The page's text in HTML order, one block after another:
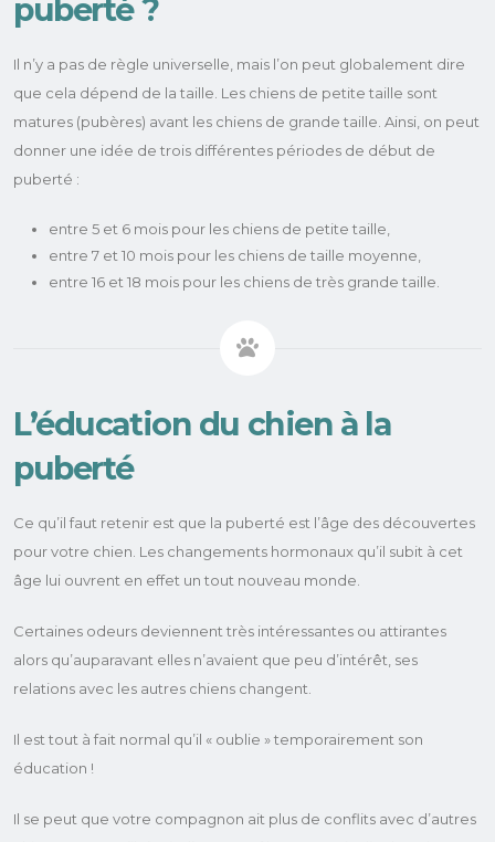
puberté ?
Il n’y a pas de règle universelle, mais l’on peut globalement dire
que cela dépend de la taille. Les chiens de petite taille sont
matures (pubères) avant les chiens de grande taille. Ainsi, on peut
donner une idée de trois différentes périodes de début de
puberté :
entre 5 et 6 mois pour les chiens de petite taille,
entre 7 et 10 mois pour les chiens de taille moyenne,
entre 16 et 18 mois pour les chiens de très grande taille.
L’éducation du chien à la
puberté
Ce qu’il faut retenir est que la puberté est l’âge des découvertes
pour votre chien. Les changements hormonaux qu’il subit à cet
âge lui ouvrent en effet un tout nouveau monde.
Certaines odeurs deviennent très intéressantes ou attirantes
alors qu’auparavant elles n’avaient que peu d’intérêt, ses
relations avec les autres chiens changent.
Il est tout à fait normal qu’il « oublie » temporairement son
éducation !
Il se peut que votre compagnon ait plus de conflits avec d’autres